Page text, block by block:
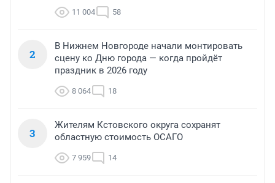
11 004 58
2
В Нижнем Новгороде начали монтировать
сцену ко Дню города — когда пройдёт
праздник в 2026 году
8 064 18
3
Жителям Кстовского округа сохранят
областную стоимость ОСАГО
7 959 14